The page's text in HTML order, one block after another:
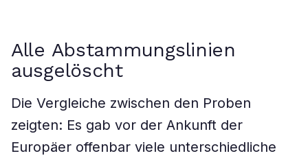
Alle Abstammungslinien
ausgelöscht
Die Vergleiche zwischen den Proben
zeigten: Es gab vor der Ankunft der
Europäer offenbar viele unterschiedliche